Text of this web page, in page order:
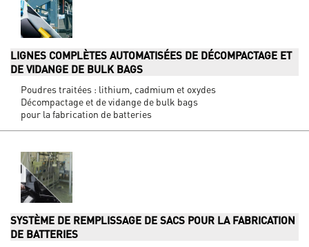
LIGNES COMPLÈTES AUTOMATISÉES DE DÉCOMPACTAGE ET
DE VIDANGE DE BULK BAGS
Poudres traitées : lithium, cadmium et oxydes
Décompactage et de vidange de bulk bags
pour la fabrication de batteries
SYSTÈME DE REMPLISSAGE DE SACS POUR LA FABRICATION
DE BATTERIES